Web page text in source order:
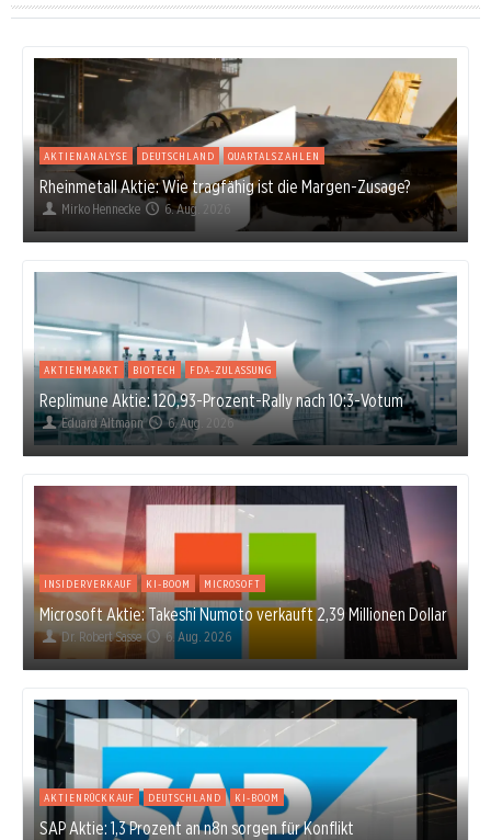
AKTIENANALYSE DEUTSCHLAND QUARTALSZAHLEN
Rheinmetall Aktie: Wie tragfähig ist die Margen-Zusage?
Mirko Hennecke 6. Aug. 2026
AKTIENMARKT BIOTECH FDA-ZULASSUNG
Replimune Aktie: 120,93-Prozent-Rally nach 10:3-Votum
Eduard Altmann 6. Aug. 2026
INSIDERVERKAUF KI-BOOM MICROSOFT
Microsoft Aktie: Takeshi Numoto verkauft 2,39 Millionen Dollar
Dr. Robert Sasse 6. Aug. 2026
AKTIENRÜCKKAUF DEUTSCHLAND KI-BOOM
SAP Aktie: 1,3 Prozent an n8n sorgen für Konflikt